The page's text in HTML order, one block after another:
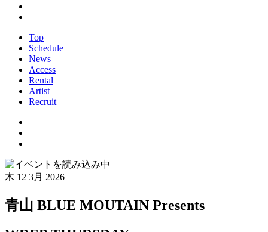
Top
Schedule
News
Access
Rental
Artist
Recruit
木 12 3月 2026
青山 BLUE MOUTAIN Presents